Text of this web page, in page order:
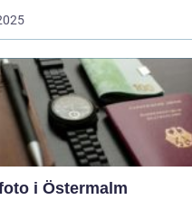
i Östermalm